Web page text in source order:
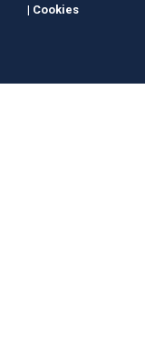
| Cookies